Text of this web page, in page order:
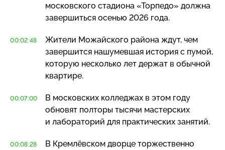
московского стадиона «Торпедо» должна
завершиться осенью 2026 года.
00:02:48
Жители Можайского района ждут, чем
завершится нашумевшая история с пумой,
которую несколько лет держат в обычной
квартире.
00:07:00
В московских колледжах в этом году
обновят полторы тысячи мастерских
и лабораторий для практических занятий.
00:08:28
В Кремлёвском дворце торжественно